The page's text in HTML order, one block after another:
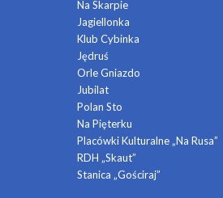
Na Skarpie
Jagiellonka
Klub Cybinka
Jędruś
Orle Gniazdo
Jubilat
Polan Sto
Na Pięterku
Placówki Kulturalne „Na Rusa”
RDH „Skaut”
Stanica „Gościraj”